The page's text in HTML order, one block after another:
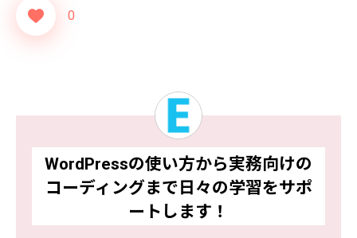
0
WordPressの使い方から実務向けの
コーディングまで 日々の学習をサポ
ートします！